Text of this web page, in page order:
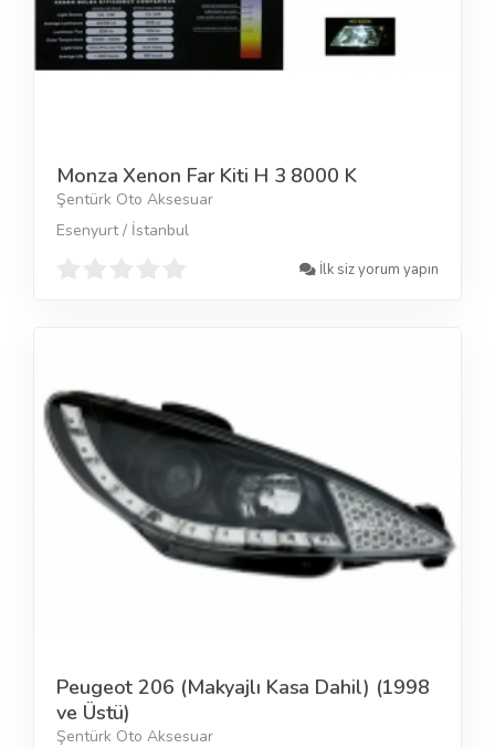
Monza Xenon Far Kiti H 3 8000 K
Şentürk Oto Aksesuar
Esenyurt / İstanbul
İlk siz yorum yapın
Peugeot 206 (Makyajlı Kasa Dahil) (1998
ve Üstü)
Şentürk Oto Aksesuar